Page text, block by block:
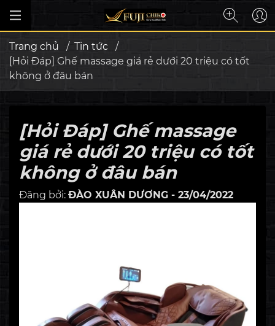
Trang chủ / Tin tức
/
[Hỏi Đáp] Ghế massage giá rẻ dưới 20 triệu có tốt
không ở đâu bán
[Hỏi Đáp] Ghế massage
giá rẻ dưới 20 triệu có tốt
không ở đâu bán
Đăng bởi: ĐÀO XUÂN DƯƠNG - 23/04/2022